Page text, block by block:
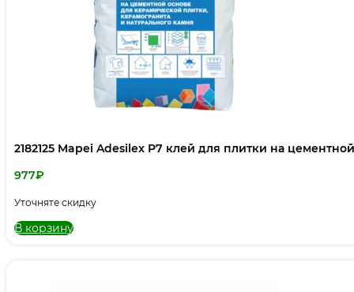
2182125 Mapei Adesilex P7 клей для плитки на
977₽
Уточняте скидку
В корзину